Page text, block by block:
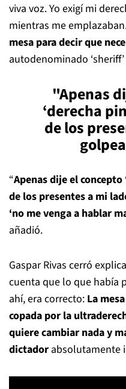
viva voz. Yo exigí mi
mientras me
mesa para decir que
autodenominado
"Apenas
‘derecha
de los
“Apenas dije el
de los presentes a mi
‘no me venga a hablar
añadió.
Gaspar Rivas cerró
cuenta que lo que había
ahí, era correcto: La
copada por la
quiere cambiar nada y
dictador absolutamente